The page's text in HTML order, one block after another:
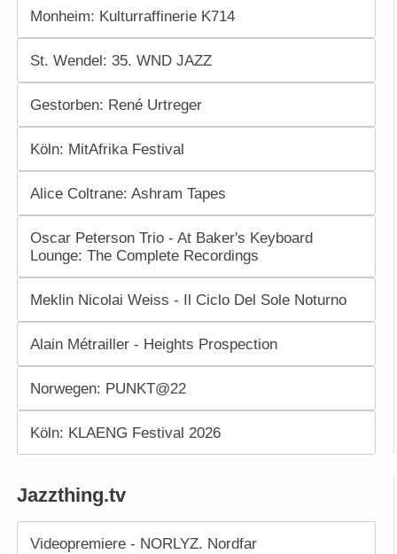
Monheim: Kulturraffinerie K714
St. Wendel: 35. WND JAZZ
Gestorben: René Urtreger
Köln: MitAfrika Festival
Alice Coltrane: Ashram Tapes
Oscar Peterson Trio - At Baker's Keyboard
Lounge: The Complete Recordings
Meklin Nicolai Weiss - Il Ciclo Del Sole Noturno
Alain Métrailler - Heights Prospection
Norwegen: PUNKT@22
Köln: KLAENG Festival 2026
Jazzthing.tv
Videopremiere - NORLYZ. Nordfar